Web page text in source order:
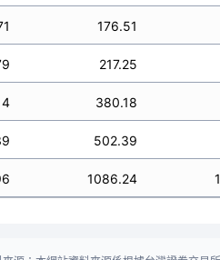
176.51
217.25
380.18
502.39
1086.24